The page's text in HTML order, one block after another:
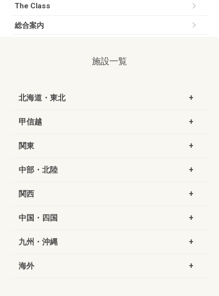
The Class
総合案内
施設一覧
北海道・東北
甲信越
関東
中部・北陸
関西
中国・四国
九州・沖縄
海外